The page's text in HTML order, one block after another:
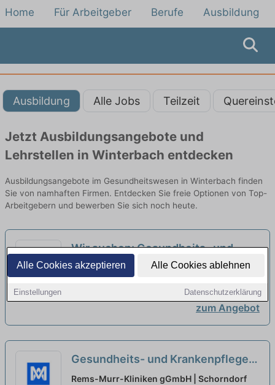
Alle Cookies akzeptieren Alle Cookies ablehnen
Einstellungen Datenschutzerklärung
Home Für Arbeitgeber Berufe Ausbildung
Ausbildung Alle Jobs Teilzeit
Jetzt Ausbildungsangebote und
Lehrstellen in Winterbach entdecken
Ausbildungsangebote im Gesundheitswesen in Winterbach finden
Sie von namhaften Firmen. Entdecken Sie freie Optionen von Top-
Arbeitgebern und bewerben Sie sich noch heute.
Wir suchen: Gesundheits- und
Krankenpfleger (m/w/d) - Geriatrie
und Ausbildungsstation
Rems-Murr-Kliniken gGmbH | Schorndorf
zum Angebot
Gesundheits- und Krankenpfleger
(m/w/d) - Geriatrie und
Rems-Murr-Kliniken gGmbH | Schorndorf